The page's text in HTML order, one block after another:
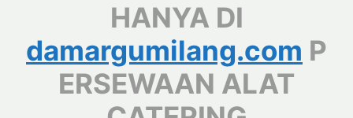
HANYA DI
damargumilang.com P
ERSEWAAN ALAT